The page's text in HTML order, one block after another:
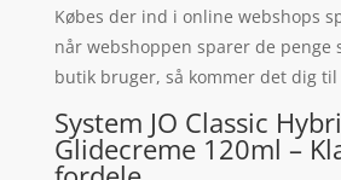
Købes der ind i online webshops
når webshoppen sparer de penge
butik bruger, så kommer det dig til
System JO Classic
Glidecreme 120ml –